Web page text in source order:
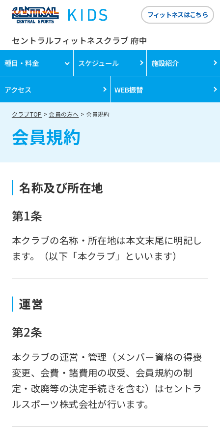
セントラルフィットネスクラブ 府中
フィットネスはこちら
種目・料金 スケジュール 施設紹介
アクセス WEB振替
クラブTOP 会員の方へ 会員規約
会員規約
名称及び所在地
第1条
本クラブの名称・所在地は本文末尾に明記し
ます。（以下「本クラブ」といいます）
運営
第2条
本クラブの運営・管理（メンバー資格の得喪
変更、会費・諸費用の収受、会員規約の制
定・改廃等の決定手続きを含む）はセントラ
ルスポーツ株式会社が行います。